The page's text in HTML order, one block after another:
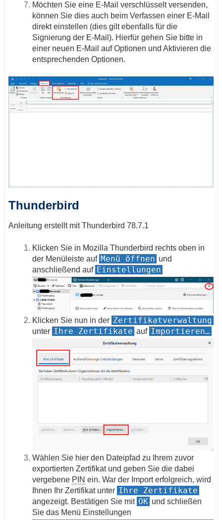
Möchten Sie eine E-Mail verschlüsselt versenden,
können Sie dies auch beim Verfassen einer E-Mail
direkt einstellen (dies gilt ebenfalls für die
Signierung der E-Mail). Hierfür gehen Sie bitte in
einer neuen E-Mail auf Optionen und Aktivieren die
entsprechenden Optionen.
Thunderbird
Anleitung erstellt mit Thunderbird 78.7.1
Klicken Sie in Mozilla Thunderbird rechts oben in
der Menüleiste auf Menü öffnen und
anschließend auf Einstellungen
Klicken Sie nun in der Zertifikatverwaltung
unter Ihre Zertifikate auf Importieren…
Wählen Sie hier den Dateipfad zu Ihrem zuvor
exportierten Zertifikat und geben Sie die dabei
vergebene PIN ein. War der Import erfolgreich, wird
Ihnen Ihr Zertifikat unter Ihre Zertifikate
angezeigt. Bestätigen Sie mit OK und schließen
Sie das Menü Einstellungen